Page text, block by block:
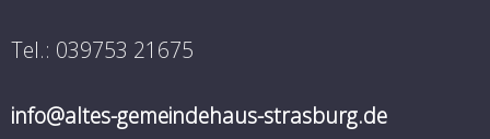
Tel.: 039753 21675
info@altes-gemeindehaus-strasburg.de